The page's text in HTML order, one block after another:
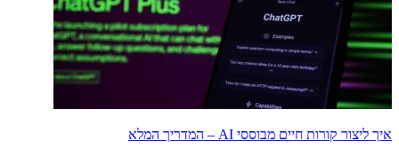
איך ליצור קורות חיים מבוססי AI – המדריך המלא